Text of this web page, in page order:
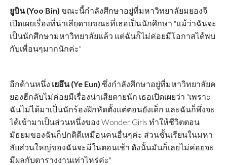
ยูบิน (Yoo Bin) ขณะนี้กำลังศึกษาอยู่ที่มหาวิทยาลัยมยองจี
เปิดเผยเรื่องที่น่าเสียดายขณะที่เธอเป็นนักศึกษา "แม้ว่าฉันจะ
เป็นนักศึกษามหาวิทยาลัยแล้ว แต่ฉันก็ไม่ค่อยมีโอกาสได้พบ
กับเพื่อนๆมากนักค่ะ"
อีกด้านหนึ่ง เยอึน (Ye Eun) ซึ่งกำลังศึกษาอยู่ที่มหาวิทยาลัยค
ยองฮีกลับไม่ค่อยมีเรื่องน่าเสียดายนัก เธอเปิดเผยว่า "เพราะ
ฉันไม่ได้มาเป็นนักร้องฝึกหัดตั้งแต่ตอนยังเด็ก และฉันก็พึ่งจะ
ได้เข้ามาเป็นส่วนหนึ่งของ Wonder Girls ทำให้ชีวิตตอน
มัธยมของฉันก็ปกติดีเหมือนคนอื่นๆค่ะ ส่วนชั้นเรียนในมหา
ลัยส่วนใหญ่ของฉันจะมีในตอนเช้า ดังนั้นมันก็เลยไม่ค่อยจะ
มีผลกับตารางงานเท่าไหร่ค่ะ"